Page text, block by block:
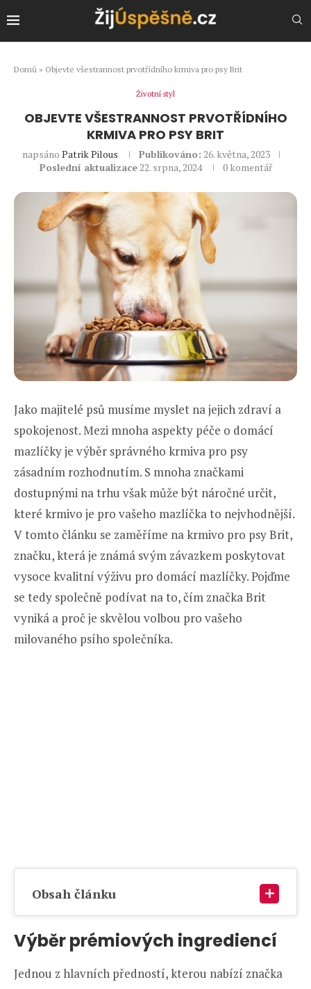
Domů » Objevte všestrannost prvotřídního krmiva pro psy Brit
Životní styl
OBJEVTE VŠESTRANNOST PRVOTŘÍDNÍHO
KRMIVA PRO PSY BRIT
napsáno Patrik Pilous Publikováno: 26. května, 2023
Poslední aktualizace22. srpna, 2024 0 komentář
Jako majitelé psů musíme myslet na jejich zdraví a
spokojenost. Mezi mnoha aspekty péče o domácí
mazlíčky je výběr správného krmiva pro psy
zásadním rozhodnutím. S mnoha značkami
dostupnými na trhu však může být náročné určit,
které krmivo je pro vašeho mazlíčka to nejvhodnější.
V tomto článku se zaměříme na krmivo pro psy Brit,
značku, která je známá svým závazkem poskytovat
vysoce kvalitní výživu pro domácí mazlíčky. Pojďme
se tedy společně podívat na to, čím značka Brit
vyniká a proč je skvělou volbou pro vašeho
milovaného psího společníka.
Obsah článku
Výběr prémiových ingrediencí
Jednou z hlavních předností, kterou nabízí značka